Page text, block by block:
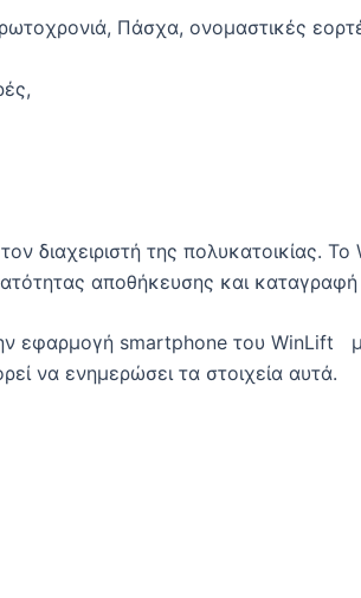
Πάσχα, ονομαστικές
διαχειριστή της πολυκατοικίας.
αποθήκευσης και
εφαρμογή smartphone του WinLift
να ενημερώσει τα στοιχεία αυτά.